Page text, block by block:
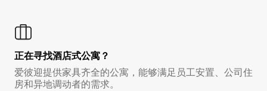
正在寻找酒店式公寓？
爱彼迎提供家具齐全的公寓，能够满足员工安置、公司住
房和异地调动者的需求。